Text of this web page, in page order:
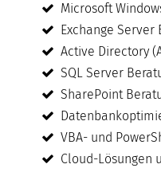
Microsoft
Exchange
Active Directory
SQL Server
SharePoint
VBA- und
Cloud-Lösungen